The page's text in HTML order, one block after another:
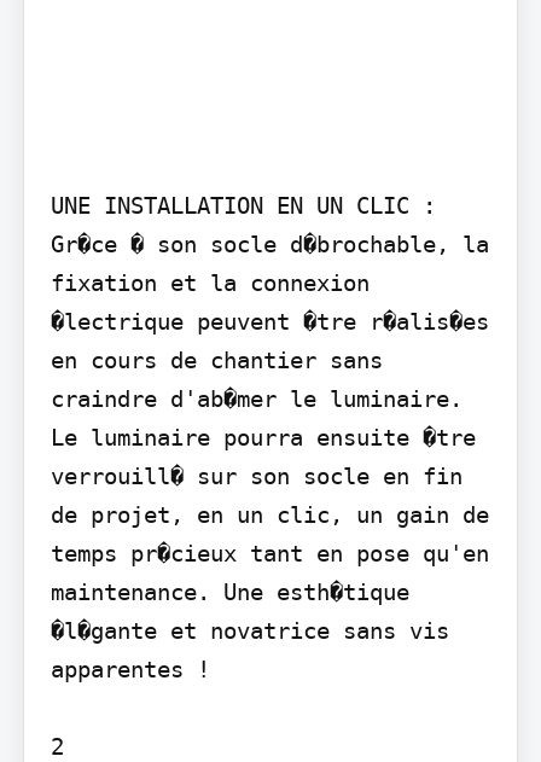
UNE INSTALLATION EN UN CLIC :
Gr�ce � son socle d�brochable, la
fixation et la connexion
�lectrique peuvent �tre r�alis�es
en cours de chantier sans
craindre d'ab�mer le luminaire.
Le luminaire pourra ensuite �tre
verrouill� sur son socle en fin
de projet, en un clic, un gain de
temps pr�cieux tant en pose qu'en
maintenance. Une esth�tique
�l�gante et novatrice sans vis
apparentes !
2